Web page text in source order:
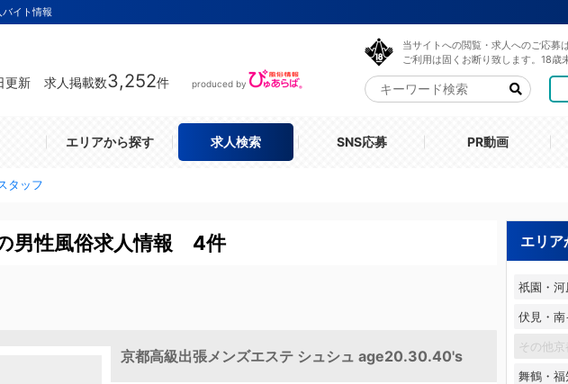
イト情報
更新 求人掲載数3,252件 produced by
当サイトへの閲覧・求人へのご応募
ご利用は固くお断り致します。18歳
エリアから探す 求人検索 SNS応募 PR動画
タッフ
男性風俗求人情報 4件
京都高級出張メンズエステ シュシュ age20.30.40's
エリア
祇園・河
伏見・南
その他京
舞鶴・福